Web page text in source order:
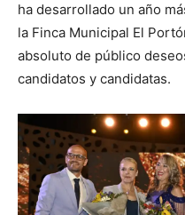
ha desarrollado un año
la Finca Municipal El
absoluto de público
candidatos y candidatas.